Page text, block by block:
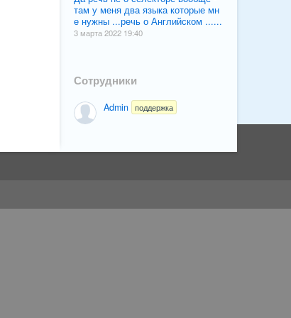
там у меня два языка которые мн
е нужны ...речь о Английском ......
3 марта 2022 19:40
Сотрудники
Admin поддержка